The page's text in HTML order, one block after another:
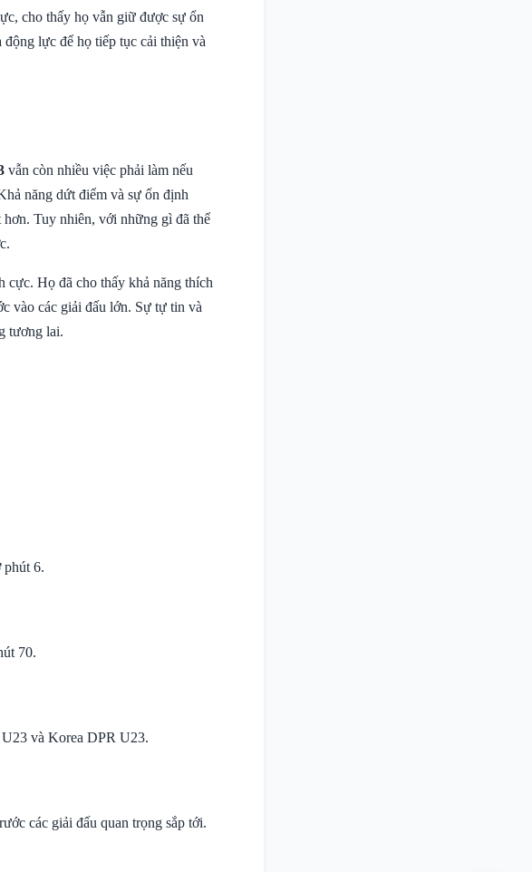
cho thấy họ vẫn giữ được sự ổn
lực để họ tiếp tục cải thiện và
vẫn còn nhiều việc phải làm nếu
năng dứt điểm và sự ổn định
Tuy nhiên, với những gì đã thể
Họ đã cho thấy khả năng thích
vào các giải đấu lớn. Sự tự tin và
tương lai.
6.
70.
và Korea DPR U23.
các giải đấu quan trọng sắp tới.